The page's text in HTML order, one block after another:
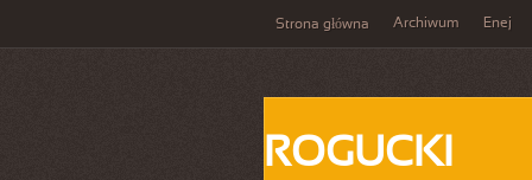
Strona główna Archiwum Enej
ROGUCKI